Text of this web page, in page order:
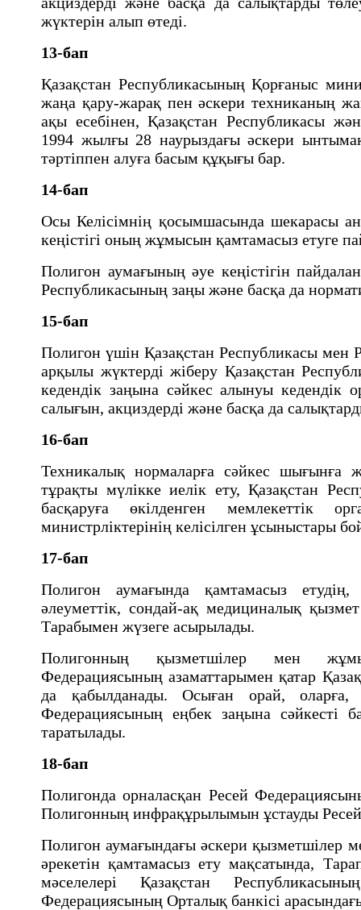
жүктерін алып өтеді.
13-бап
Қазақстан Республикасының Қорғаныс
жаңа қару-жарақ пен әскери техниканың
ақы есебiнен, Қазақстан Республикасы
1994 жылғы 28 наурыздағы әскери
тәртiппен алуға басым құқығы бар.
14-бап
Осы Келiсiмнiң қосымшасында шекарасы
кеңiстiгi оның жұмысын қамтамасыз етуге
Полигон аумағының әуе кеңiстiгiн
Республикасының заңы және басқа да
15-бап
Полигон үшiн Қазақстан Республикасы мен
арқылы жүктердi жiберу Қазақстан
кедендiк заңына сәйкес алынуы кедендiк
салығын, акциздердi және басқа да
16-бап
Техникалық нормаларға сәйкес
тұрақты мүлiкке иелiк ету, Қазақстан
басқаруға өкiлденген мемлекеттiк
министрлiктерiнiң келiсiлген ұсыныстары
17-бап
Полигон аумағында қамтамасыз
әлеуметтік, сондай-ақ медициналық
Тарабымен жүзеге асырылады.
Полигонның қызметшiлер мен
Федерациясының азаматтарымен қатар
да қабылданады. Осыған орай, оларға,
Федерациясының еңбек заңына сәйкесті
таратылады.
18-бап
Полигонда орналасқан Ресей
Полигонның инфрақұрылымын ұстауды
Полигон аумағындағы әскери қызметшiлер
әрекетiн қамтамасыз ету мақсатында,
мәселелерi Қазақстан
Федерациясының Орталық банкiсi